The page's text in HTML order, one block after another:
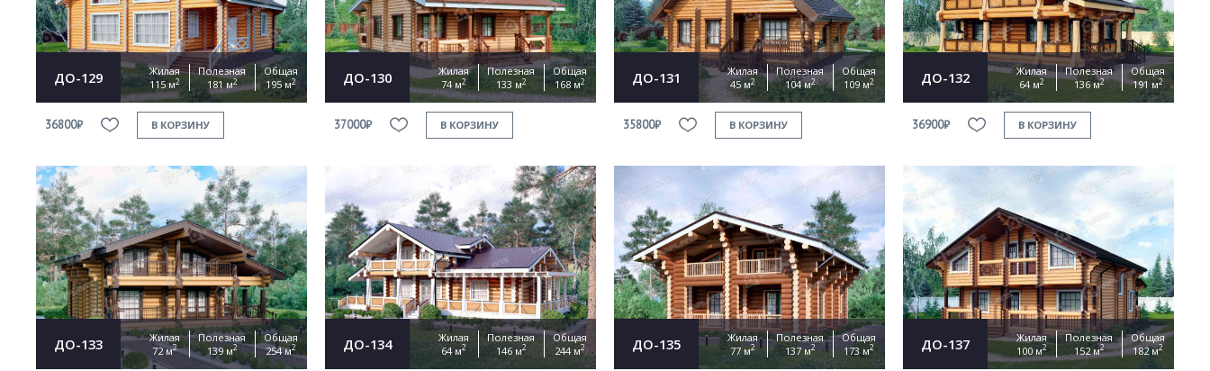
ДО-129
Жилая
115 м2
Полезная
181 м2
Общая
195 м2
36800₽ В КОРЗИНУ
ДО-130
Жилая
74 м2
Полезная
133 м2
Общая
168 м2
37000₽ В КОРЗИНУ
ДО-131
Жилая
45 м2
Полезная
104 м2
Общая
109 м2
35800₽ В КОРЗИНУ
ДО-132
Жилая
64 м2
Полезная
136 м2
Общая
191 м2
36900₽ В КОРЗИНУ
ДО-133
Жилая
72 м2
Полезная
139 м2
Общая
254 м2 ДО-134
Жилая
64 м2
Полезная
146 м2
Общая
244 м2 ДО-135
Жилая
77 м2
Полезная
137 м2
Общая
173 м2 ДО-137
Жилая
100 м2
Полезная
152 м2
Общая
182 м2